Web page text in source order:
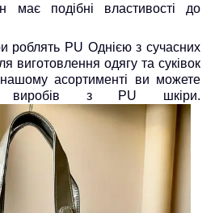
має подібні властивості до
роблять PU Однією з сучасних
виготовлення одягу та суківок
асортименті ви можете
виробів з PU шкіри.